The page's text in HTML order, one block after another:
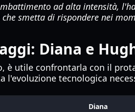
ad alta intensità,
smetta di rispondere nei
Diana e
è utile confrontarla con il
l'evoluzione tecnologica
Diana